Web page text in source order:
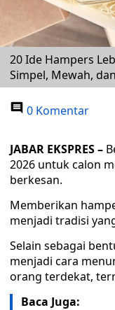
20 Ide Hampers
Simpel, Mewah,
0 Komentar
JABAR EKSPRES –
2026 untuk calon
berkesan.
Memberikan
menjadi tradisi
Selain sebagai
menjadi cara
orang terdekat,
Baca Juga: